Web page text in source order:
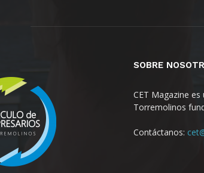
SOBRE
CET Magazine
Torremolinos
Contáctanos: